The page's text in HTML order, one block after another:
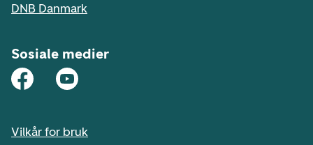
DNB Danmark
Sosiale medier
Vilkår for bruk